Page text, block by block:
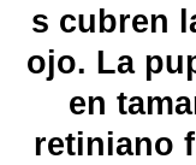
s cubren
ojo. La
en
retiniano